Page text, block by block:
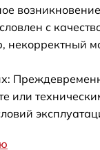
с
некорректный
или